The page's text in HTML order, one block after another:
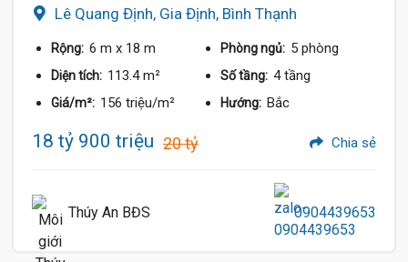
Lê Quang Định, Gia Định, Bình Thạnh
Rộng: 6 m x 18 m Phòng ngủ: 5 phòng
Diện tích: 113.4 m² Số tầng: 4 tầng
Giá/m²: 156 triệu/m² Hướng: Bắc
18 tỷ 900 triệu 20 tỷ Chia sẻ
Thúy An BĐS 0904439653